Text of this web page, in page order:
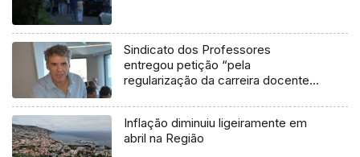
Sindicato dos Professores
entregou petição “pela
regularização da carreira docente”
Inflação diminuiu ligeiramente em
abril na Região